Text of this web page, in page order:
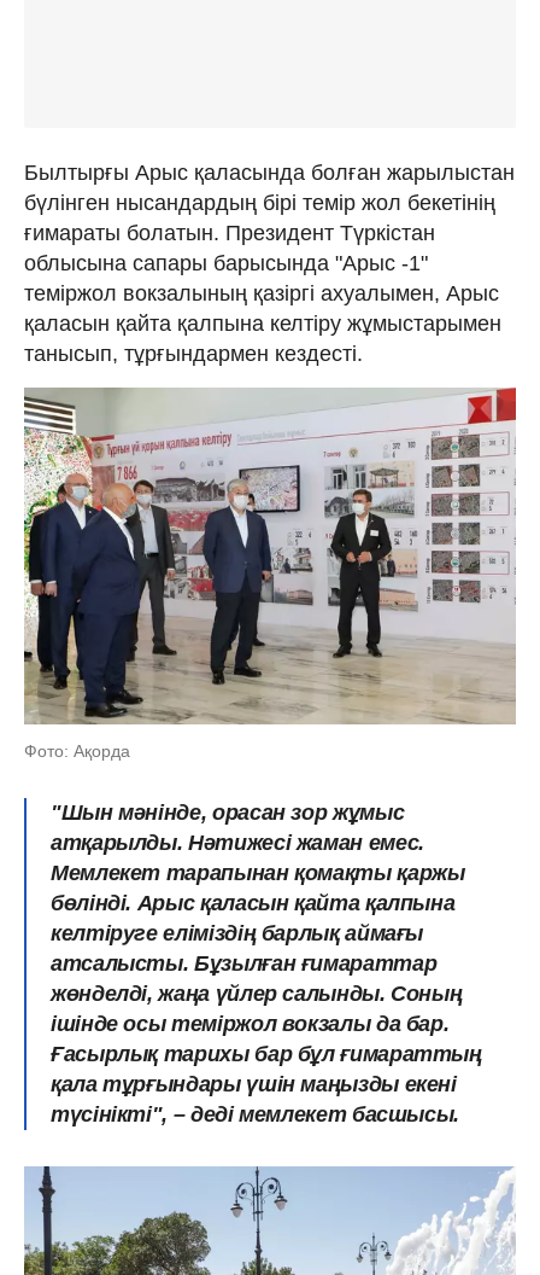
Былтырғы Арыс қаласында болған жарылыстан
бүлінген нысандардың бірі темір жол бекетінің
ғимараты болатын. Президент Түркістан
облысына сапары барысында "Арыс -1"
теміржол вокзалының қазіргі ахуалымен, Арыс
қаласын қайта қалпына келтіру жұмыстарымен
танысып, тұрғындармен кездесті.
Фото: Ақорда
"Шын мәнінде, орасан зор жұмыс
атқарылды. Нәтижесі жаман емес.
Мемлекет тарапынан қомақты қаржы
бөлінді. Арыс қаласын қайта қалпына
келтіруге еліміздің барлық аймағы
атсалысты. Бұзылған ғимараттар
жөнделді, жаңа үйлер салынды. Соның
ішінде осы теміржол вокзалы да бар.
Ғасырлық тарихы бар бұл ғимараттың
қала тұрғындары үшін маңызды екені
түсінікті", – деді мемлекет басшысы.